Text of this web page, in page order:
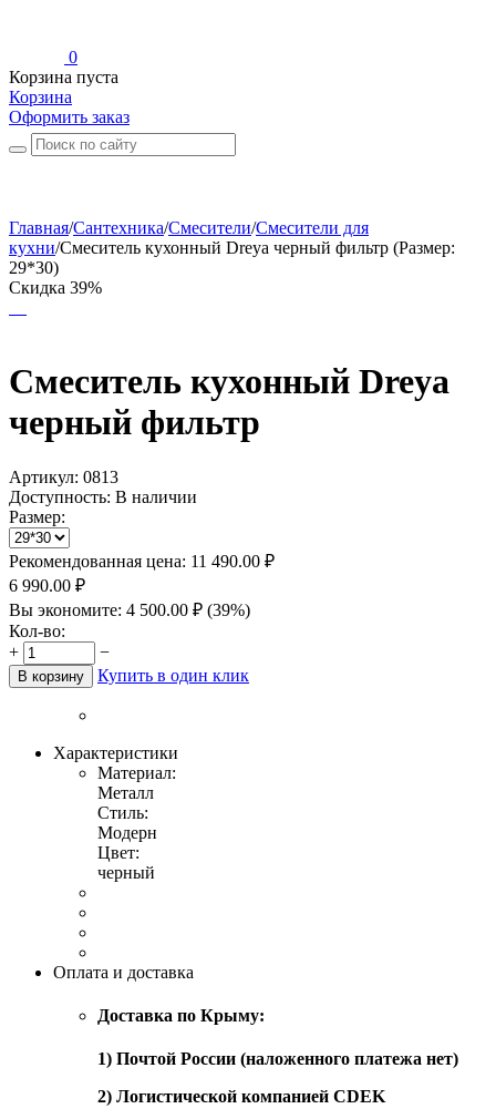
0
Корзина пуста
Корзина
Оформить заказ
Главная/Сантехника/Смесители/Смесители для
кухни/Смеситель кухонный Dreya черный фильтр (Размер:
29*30)
Скидка 39%
Смеситель кухонный Dreya
черный фильтр
Артикул: 0813
Доступность: В наличии
Размер:
Рекомендованная цена: 11 490.00 ₽
6 990.00 ₽
Вы экономите: 4 500.00 ₽ (39%)
Кол-во:
+
−
В корзину Купить в один клик
Характеристики
Материал:
Металл
Стиль:
Модерн
Цвет:
черный
Оплата и доставка
Доставка по Крыму:
1) Почтой России (наложенного платежа нет)
2) Логистической компанией CDEK